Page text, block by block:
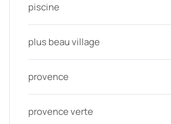
piscine
plus beau village
provence
provence verte